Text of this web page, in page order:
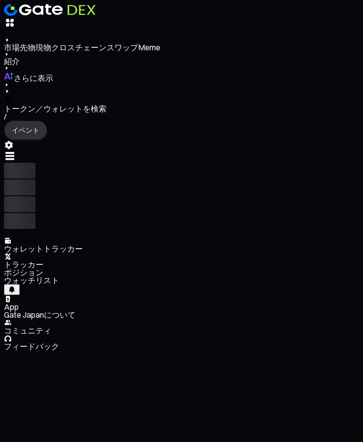
市場先物現物クロスチェーンスワップMeme
紹介
さらに表示
トークン／ウォレットを検索
/
イベント
ウォレットトラッカー
トラッカー
ポジション
ウォッチリスト
App
Gate Japanについて
コミュニティ
フィードバック